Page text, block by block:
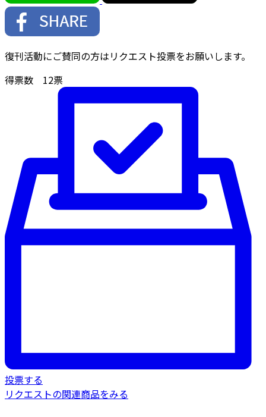
復刊活動にご賛同の方はリクエスト投票をお願いします。
得票数 12票
投票する
リクエストの関連商品をみる